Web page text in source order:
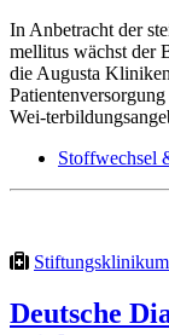
In Anbetracht der
mellitus wächst der
die Augusta
Wei-
Stoffwechsel
Deutsche